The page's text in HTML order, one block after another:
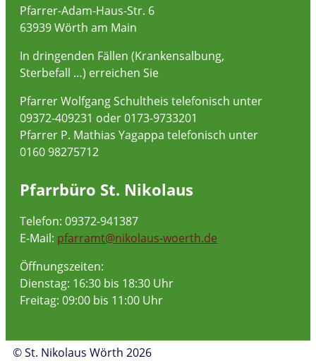
Pfarrer-Adam-Haus-Str. 6
63939 Wörth am Main
In dringenden Fällen (Krankensalbung,
Sterbefall …) erreichen Sie
Pfarrer Wolfgang Schultheis telefonisch unter
09372-409231 oder 0173-9733201
Pfarrer P. Mathias Yagappa telefonisch unter
0160 98275712
Pfarrbüro St. Nikolaus
Telefon: 09372-941387
E-Mail: pfarramt@nikolaus-woerth.de
Öffnungszeiten:
Dienstag: 16:30 bis 18:30 Uhr
Freitag: 09:00 bis 11:00 Uhr
© St. Nikolaus Wörth 2026